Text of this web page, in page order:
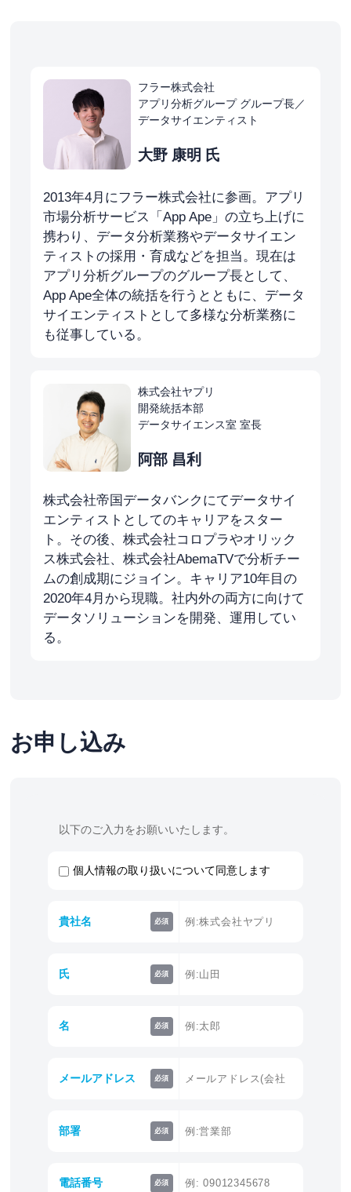
フラー株式会社
アプリ分析グループ グループ長／
データサイエンティスト
大野 康明 氏
2013年4月にフラー株式会社に参画。アプリ
市場分析サービス「App Ape」の立ち上げに
携わり、データ分析業務やデータサイエン
ティストの採用・育成などを担当。現在は
アプリ分析グループのグループ長として、
App Ape全体の統括を行うとともに、データ
サイエンティストとして多様な分析業務に
も従事している。
株式会社ヤプリ
開発統括本部
データサイエンス室 室長
阿部 昌利
株式会社帝国データバンクにてデータサイ
エンティストとしてのキャリアをスター
ト。その後、株式会社コロプラやオリック
ス株式会社、株式会社AbemaTVで分析チー
ムの創成期にジョイン。キャリア10年目の
2020年4月から現職。社内外の両方に向けて
データソリューションを開発、運用してい
る。
お申し込み
以下のご入力をお願いいたします。
個人情報の取り扱いについて同意します
貴社名 必須
氏 必須
名 必須
メールアドレス 必須
部署 必須
電話番号 必須